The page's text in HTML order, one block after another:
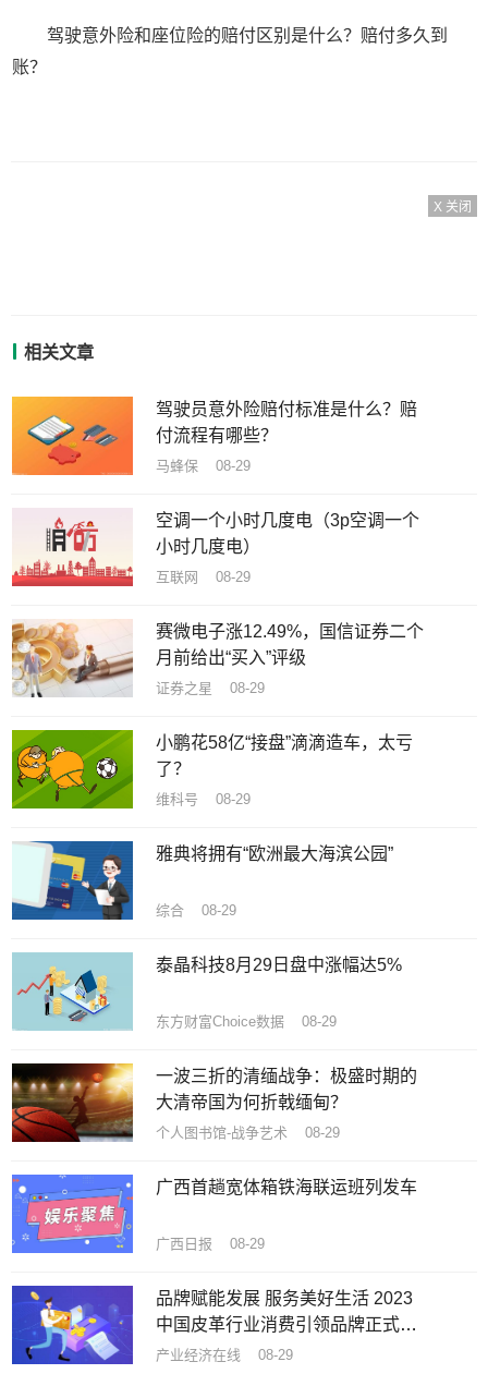
驾驶意外险和座位险的赔付区别是什么？赔付多久到
账？
X 关闭
相关文章
驾驶员意外险赔付标准是什么？赔
付流程有哪些？
马蜂保 08-29
空调一个小时几度电（3p空调一个
小时几度电）
互联网 08-29
赛微电子涨12.49%，国信证券二个
月前给出“买入”评级
证券之星 08-29
小鹏花58亿“接盘”滴滴造车，太亏
了？
维科号 08-29
雅典将拥有“欧洲最大海滨公园”
综合 08-29
泰晶科技8月29日盘中涨幅达5%
东方财富Choice数据 08-29
一波三折的清缅战争：极盛时期的
大清帝国为何折戟缅甸？
个人图书馆-战争艺术 08-29
广西首趟宽体箱铁海联运班列发车
广西日报 08-29
品牌赋能发展 服务美好生活 2023
中国皮革行业消费引领品牌正式推
出
产业经济在线 08-29